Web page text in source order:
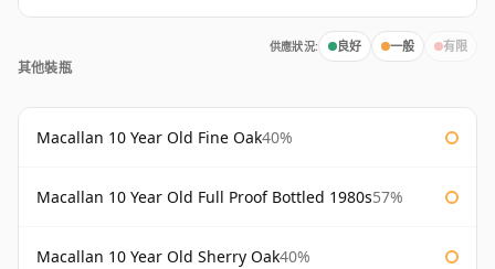
供應狀況: 良好 一般 有限
其他裝瓶
Macallan 10 Year Old Fine Oak40%
Macallan 10 Year Old Full Proof Bottled 1980s57%
Macallan 10 Year Old Sherry Oak40%